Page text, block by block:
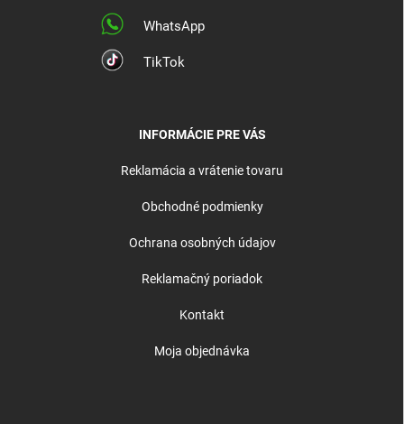
WhatsApp
TikTok
INFORMÁCIE PRE VÁS
Reklamácia a vrátenie tovaru
Obchodné podmienky
Ochrana osobných údajov
Reklamačný poriadok
Kontakt
Moja objednávka